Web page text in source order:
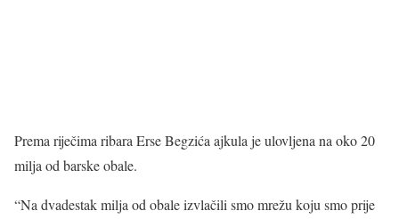
Prema riječima ribara Erse Begzića ajkula je ulovljena na oko 20
milja od barske obale.
“Na dvadestak milja od obale izvlačili smo mrežu koju smo prije